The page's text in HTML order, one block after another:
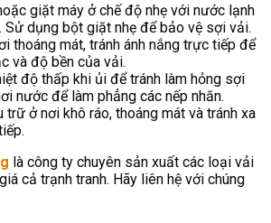
giặt máy ở chế độ nhẹ với nước lạnh
Sử dụng bột giặt nhẹ để bảo vệ sợi vải.
thoáng mát, tránh ánh nắng trực tiếp để
và độ bền của vải.
độ thấp khi ủi để tránh làm hỏng sợi
nước để làm phẳng các nếp nhăn.
trữ ở nơi khô ráo, thoáng mát và tránh xa
là công ty chuyên sản xuất các loại vải
cả trạnh tranh. Hãy liên hệ với chúng